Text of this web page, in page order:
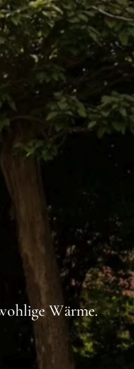
Wärme.